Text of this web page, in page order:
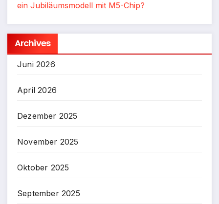
ein Jubiläumsmodell mit M5-Chip?
Archives
Juni 2026
April 2026
Dezember 2025
November 2025
Oktober 2025
September 2025